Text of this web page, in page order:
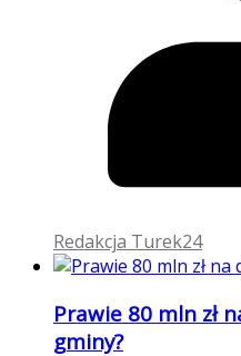
Redakcja Turek24
Prawie 80 mln zł
gminy?